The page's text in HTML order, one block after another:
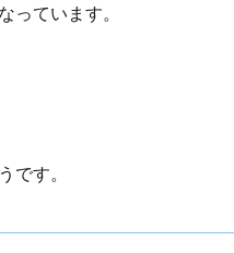
っています。
です。